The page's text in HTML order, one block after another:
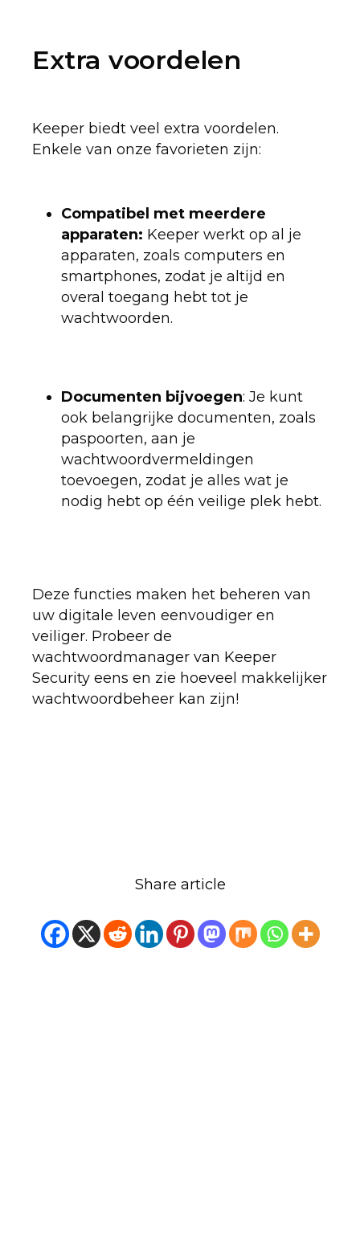
Extra voordelen
Keeper biedt veel extra voordelen.
Enkele van onze favorieten zijn:
Compatibel met meerdere
apparaten: Keeper werkt op al je
apparaten, zoals computers en
smartphones, zodat je altijd en
overal toegang hebt tot je
wachtwoorden.
Documenten bijvoegen: Je kunt
ook belangrijke documenten, zoals
paspoorten, aan je
wachtwoordvermeldingen
toevoegen, zodat je alles wat je
nodig hebt op één veilige plek hebt.
Deze functies maken het beheren van
uw digitale leven eenvoudiger en
veiliger. Probeer de
wachtwoordmanager van Keeper
Security eens en zie hoeveel makkelijker
wachtwoordbeheer kan zijn!
Share article